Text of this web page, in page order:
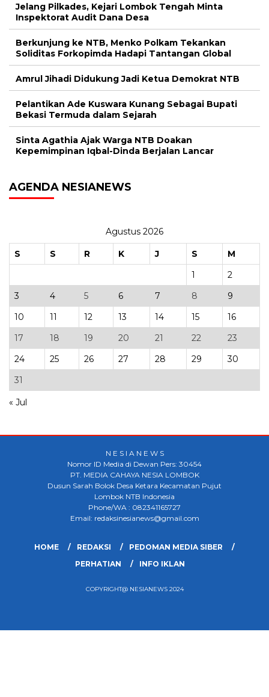
Jelang Pilkades, Kejari Lombok Tengah Minta
Inspektorat Audit Dana Desa
Berkunjung ke NTB, Menko Polkam Tekankan
Soliditas Forkopimda Hadapi Tantangan Global
Amrul Jihadi Didukung Jadi Ketua Demokrat NTB
Pelantikan Ade Kuswara Kunang Sebagai Bupati
Bekasi Termuda dalam Sejarah
Sinta Agathia Ajak Warga NTB Doakan
Kepemimpinan Iqbal-Dinda Berjalan Lancar
AGENDA NESIANEWS
Agustus 2026
S S R K J S
M
1
2
3
4 5 6 7 8
9
10
11 12 13 14 15
16
17
18 19 20 21 22
23
24
25 26 27 28 29
30
31
« Jul
N E S I A N E W S
Nomor ID Media di Dewan Pers: 30454
PT. MEDIA CAHAYA NESIA LOMBOK
Dusun Sarah Bolok Desa Ketara Kecamatan Pujut
Lombok NTB Indonesia
Phone/WA : 082341165727
Email: redaksinesianews@gmail.com
HOME REDAKSI
PEDOMAN MEDIA SIBER
PERHATIAN
INFO IKLAN
COPYRIGHT@ NESIANEWS 2024